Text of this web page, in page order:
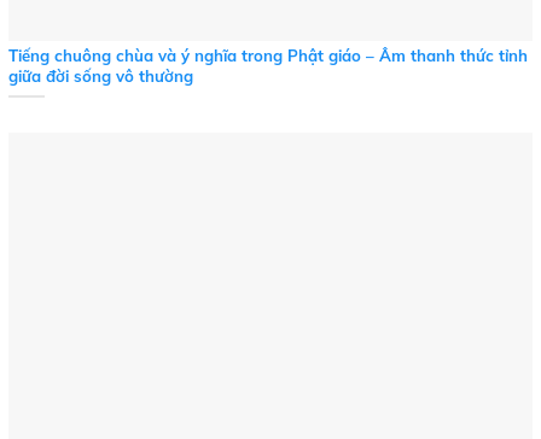
Tiếng chuông chùa và ý nghĩa trong Phật giáo – Âm thanh thức tỉnh
giữa đời sống vô thường